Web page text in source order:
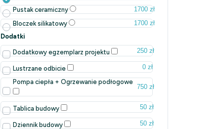
Pustak ceramiczny
1700 zł
Bloczek silikatowy
1700 zł
Dodatki
Dodatkowy egzemplarz projektu 250 zł
Lustrzane odbicie
0 zł
Pompa ciepła + Ogrzewanie podłogowe
750 zł
Tablica budowy 50 zł
Dziennik budowy 50 zł